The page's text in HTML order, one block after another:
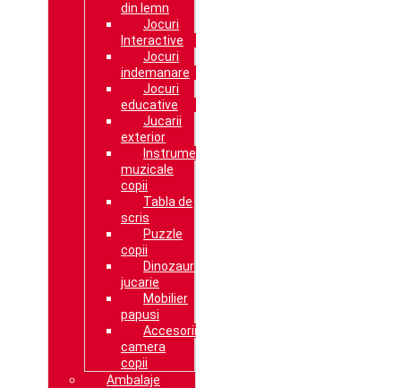
din lemn
Jocuri
Interactive
Jocuri
indemanare
Jocuri
educative
Jucarii
exterior
Instrumente
muzicale
copii
Tabla de
scris
Puzzle
copii
Dinozaur
jucarie
Mobilier
papusi
Accesorii
camera
copii
Ambalaje